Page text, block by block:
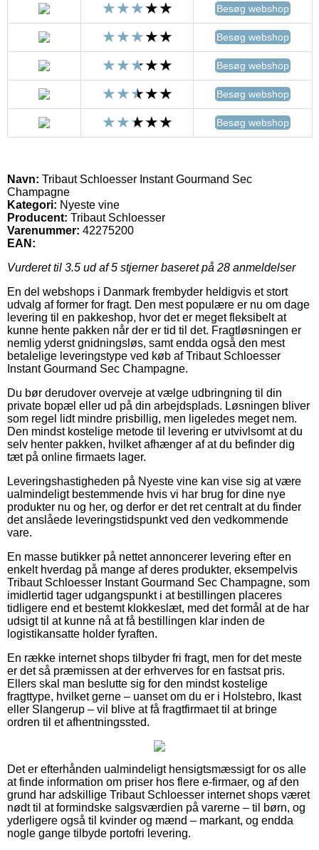
Besøg webshop
Besøg webshop
Besøg webshop
Besøg webshop
Besøg webshop
Navn: Tribaut Schloesser Instant Gourmand Sec
Champagne
Kategori: Nyeste vine
Producent: Tribaut Schloesser
Varenummer: 42275200
EAN:
Vurderet til 3.5 ud af 5 stjerner baseret på 28 anmeldelser
En del webshops i Danmark frembyder heldigvis et stort
udvalg af former for fragt. Den mest populære er nu om dage
levering til en pakkeshop, hvor det er meget fleksibelt at
kunne hente pakken når der er tid til det. Fragtløsningen er
nemlig yderst gnidningsløs, samt endda også den mest
betalelige leveringstype ved køb af Tribaut Schloesser
Instant Gourmand Sec Champagne.
Du bør derudover overveje at vælge udbringning til din
private bopæl eller ud på din arbejdsplads. Løsningen bliver
som regel lidt mindre prisbillig, men ligeledes meget nem.
Den mindst kostelige metode til levering er utvivlsomt at du
selv henter pakken, hvilket afhænger af at du befinder dig
tæt på online firmaets lager.
Leveringshastigheden på Nyeste vine kan vise sig at være
ualmindeligt bestemmende hvis vi har brug for dine nye
produkter nu og her, og derfor er det ret centralt at du finder
det anslåede leveringstidspunkt ved den vedkommende
vare.
En masse butikker på nettet annoncerer levering efter en
enkelt hverdag på mange af deres produkter, eksempelvis
Tribaut Schloesser Instant Gourmand Sec Champagne, som
imidlertid tager udgangspunkt i at bestillingen placeres
tidligere end et bestemt klokkeslæt, med det formål at de har
udsigt til at kunne nå at få bestillingen klar inden de
logistikansatte holder fyraften.
En række internet shops tilbyder fri fragt, men for det meste
er det så præmissen at der erhverves for en fastsat pris.
Ellers skal man beslutte sig for den mindst kostelige
fragttype, hvilket gerne – uanset om du er i Holstebro, Ikast
eller Slangerup – vil blive at få fragtfirmaet til at bringe
ordren til et afhentningssted.
Det er efterhånden ualmindeligt hensigtsmæssigt for os alle
at finde information om priser hos flere e-firmaer, og af den
grund har adskillige Tribaut Schloesser internet shops været
nødt til at formindske salgsværdien på varerne – til børn, og
yderligere også til kvinder og mænd – markant, og endda
nogle gange tilbyde portofri levering.